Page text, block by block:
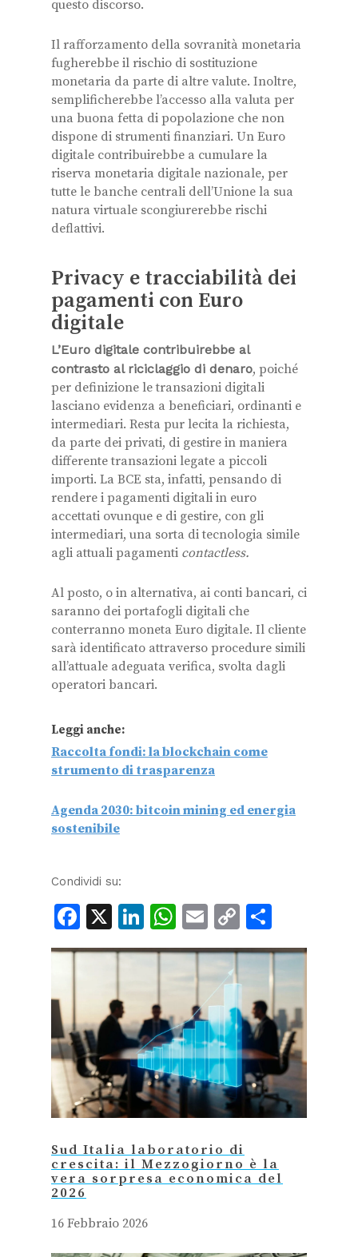
questo discorso.
Il rafforzamento della sovranità monetaria
fugherebbe il rischio di sostituzione
monetaria da parte di altre valute. Inoltre,
semplificherebbe l’accesso alla valuta per
una buona fetta di popolazione che non
dispone di strumenti finanziari. Un Euro
digitale contribuirebbe a cumulare la
riserva monetaria digitale nazionale, per
tutte le banche centrali dell’Unione la sua
natura virtuale scongiurerebbe rischi
deflattivi.
Privacy e tracciabilità dei
pagamenti con Euro
digitale
L’Euro digitale contribuirebbe al
contrasto al riciclaggio di denaro, poiché
per definizione le transazioni digitali
lasciano evidenza a beneficiari, ordinanti e
intermediari. Resta pur lecita la richiesta,
da parte dei privati, di gestire in maniera
differente transazioni legate a piccoli
importi. La BCE sta, infatti, pensando di
rendere i pagamenti digitali in euro
accettati ovunque e di gestire, con gli
intermediari, una sorta di tecnologia simile
agli attuali pagamenti contactless.
Al posto, o in alternativa, ai conti bancari, ci
saranno dei portafogli digitali che
conterranno moneta Euro digitale. Il cliente
sarà identificato attraverso procedure simili
all’attuale adeguata verifica, svolta dagli
operatori bancari.
Leggi anche:
Raccolta fondi: la blockchain come
strumento di trasparenza
Agenda 2030: bitcoin mining ed energia
sostenibile
Condividi su:
Facebook
X LinkedIn
WhatsApp
Email
Copy
Link
Sud Italia laboratorio di
crescita: il Mezzogiorno è la
vera sorpresa economica del
2026
16 Febbraio 2026